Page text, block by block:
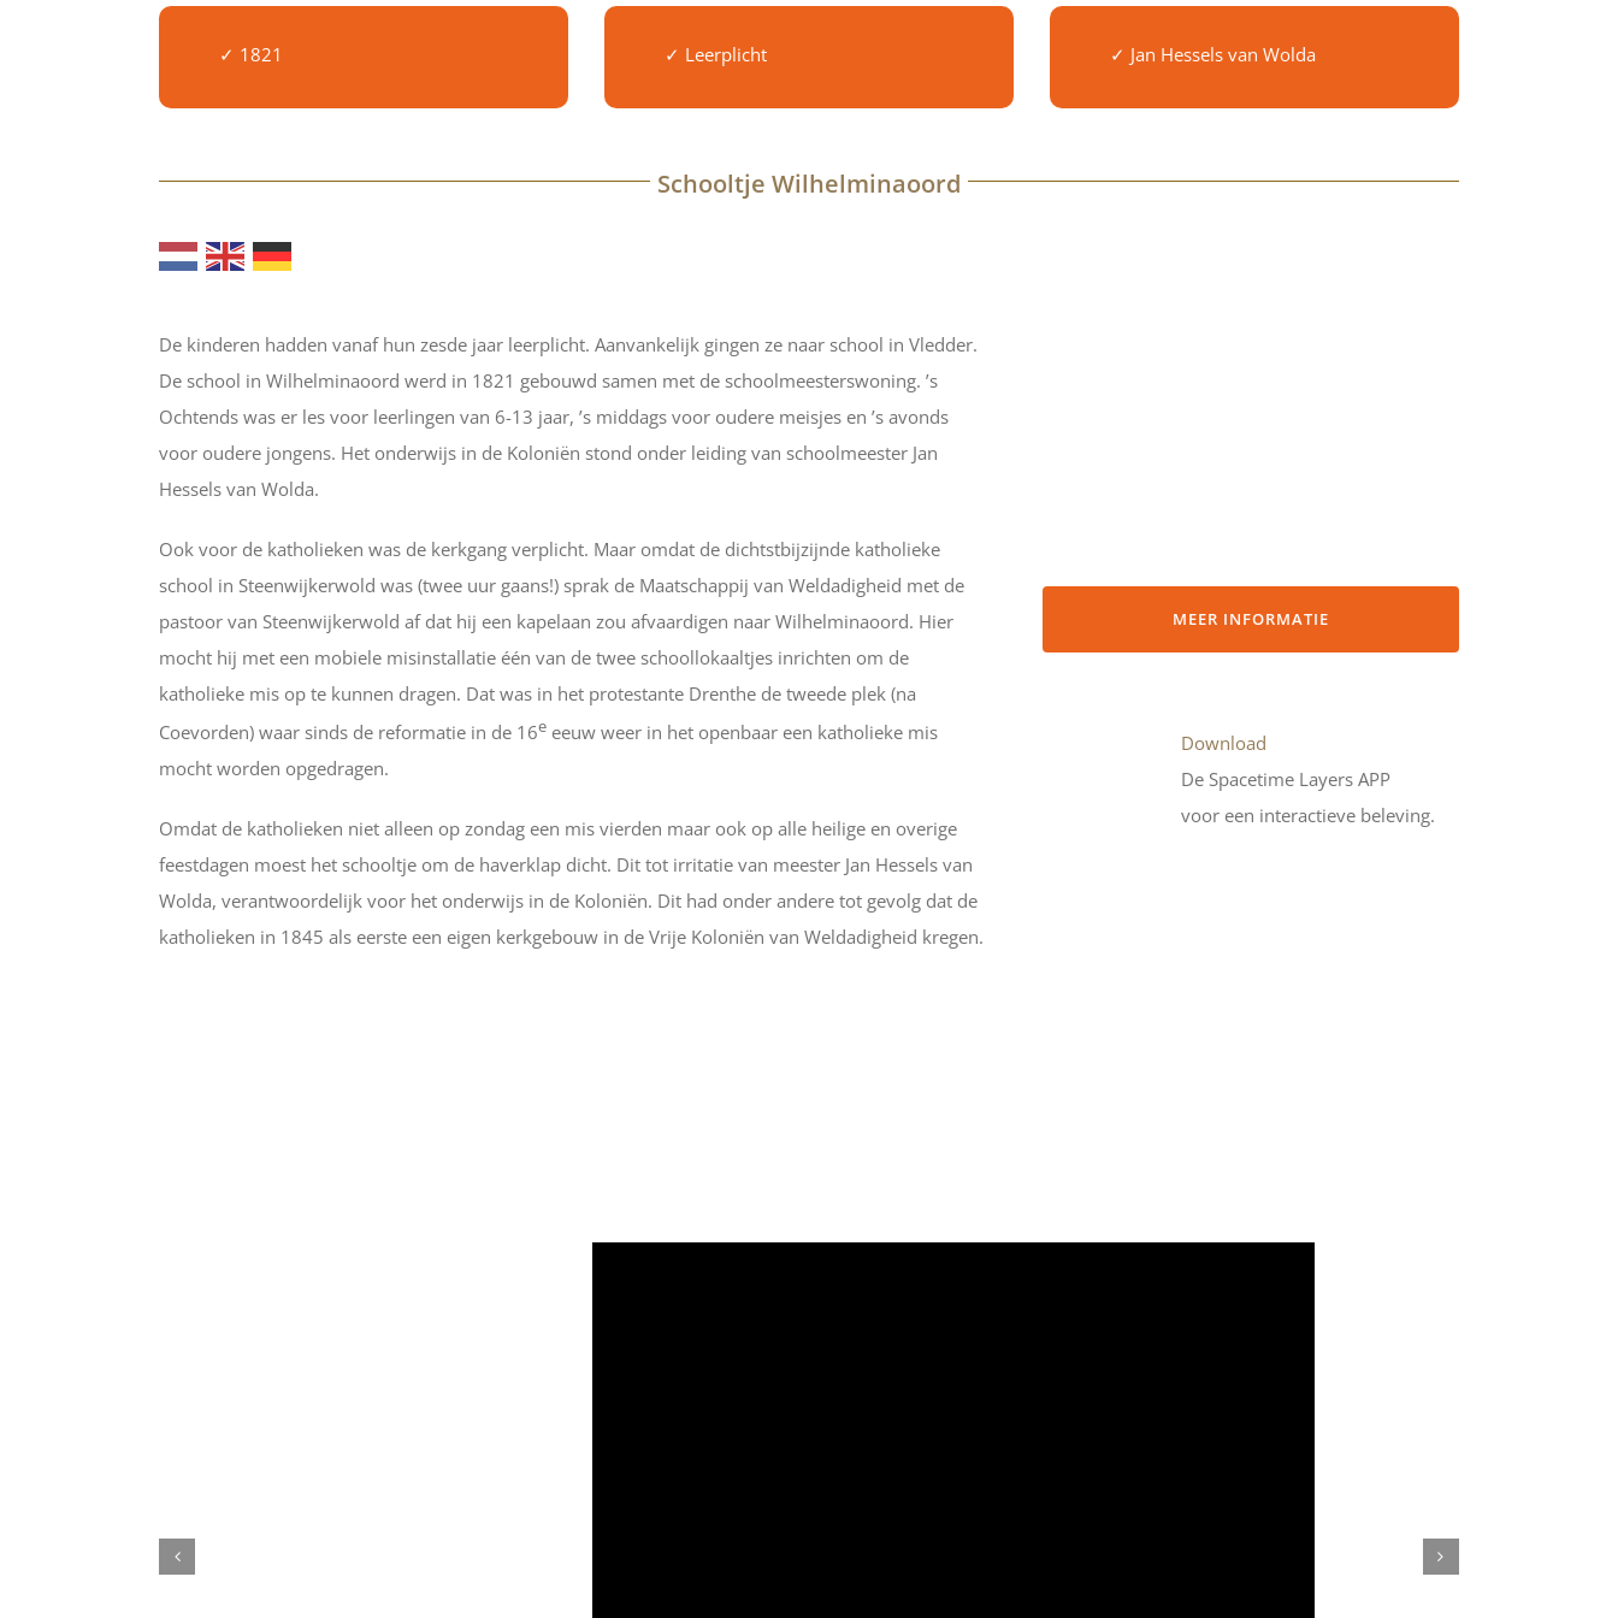
✓ 1821 ✓ Leerplicht ✓ Jan Hessels van Wolda
Schooltje Wilhelminaoord
De kinderen hadden vanaf hun zesde jaar leerplicht. Aanvankelijk gingen ze naar school in Vledder.
De school in Wilhelminaoord werd in 1821 gebouwd samen met de schoolmeesterswoning. ’s
Ochtends was er les voor leerlingen van 6-13 jaar, ’s middags voor oudere meisjes en ’s avonds
voor oudere jongens. Het onderwijs in de Koloniën stond onder leiding van schoolmeester Jan
Hessels van Wolda.
Ook voor de katholieken was de kerkgang verplicht. Maar omdat de dichtstbijzijnde katholieke
school in Steenwijkerwold was (twee uur gaans!) sprak de Maatschappij van Weldadigheid met de
pastoor van Steenwijkerwold af dat hij een kapelaan zou afvaardigen naar Wilhelminaoord. Hier
mocht hij met een mobiele misinstallatie één van de twee schoollokaaltjes inrichten om de
katholieke mis op te kunnen dragen. Dat was in het protestante Drenthe de tweede plek (na
Coevorden) waar sinds de reformatie in de 16e eeuw weer in het openbaar een katholieke mis
mocht worden opgedragen.
Omdat de katholieken niet alleen op zondag een mis vierden maar ook op alle heilige en overige
feestdagen moest het schooltje om de haverklap dicht. Dit tot irritatie van meester Jan Hessels van
Wolda, verantwoordelijk voor het onderwijs in de Koloniën. Dit had onder andere tot gevolg dat de
katholieken in 1845 als eerste een eigen kerkgebouw in de Vrije Koloniën van Weldadigheid kregen.
MEER INFORMATIE
Download
De Spacetime Layers APP
voor een interactieve beleving.